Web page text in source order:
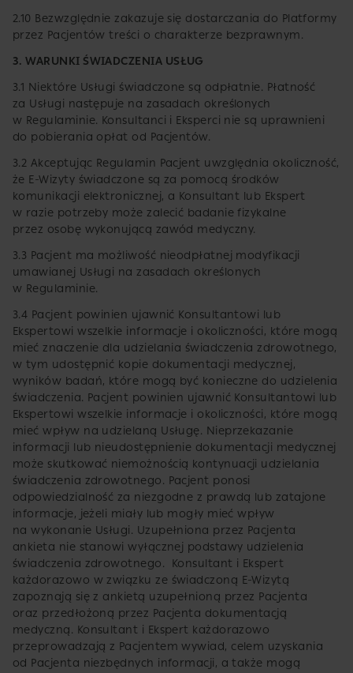
2.10 Bezwzględnie zakazuje się dostarczania do Platformy
przez Pacjentów treści o charakterze bezprawnym.
3. WARUNKI ŚWIADCZENIA USŁUG
3.1 Niektóre Usługi świadczone są odpłatnie. Płatność
za Usługi następuje na zasadach określonych
w Regulaminie. Konsultanci i Eksperci nie są uprawnieni
do pobierania opłat od Pacjentów.
3.2 Akceptując Regulamin Pacjent uwzględnia okoliczność,
że E-Wizyty świadczone są za pomocą środków
komunikacji elektronicznej, a Konsultant lub Ekspert
w razie potrzeby może zalecić badanie fizykalne
przez osobę wykonującą zawód medyczny.
3.3 Pacjent ma możliwość nieodpłatnej modyfikacji
umawianej Usługi na zasadach określonych
w Regulaminie.
3.4 Pacjent powinien ujawnić Konsultantowi lub
Ekspertowi wszelkie informacje i okoliczności, które mogą
mieć znaczenie dla udzielania świadczenia zdrowotnego,
w tym udostępnić kopie dokumentacji medycznej,
wyników badań, które mogą być konieczne do udzielenia
świadczenia. Pacjent powinien ujawnić Konsultantowi lub
Ekspertowi wszelkie informacje i okoliczności, które mogą
mieć wpływ na udzielaną Usługę. Nieprzekazanie
informacji lub nieudostępnienie dokumentacji medycznej
może skutkować niemożnością kontynuacji udzielania
świadczenia zdrowotnego. Pacjent ponosi
odpowiedzialność za niezgodne z prawdą lub zatajone
informacje, jeżeli miały lub mogły mieć wpływ
na wykonanie Usługi. Uzupełniona przez Pacjenta
ankieta nie stanowi wyłącznej podstawy udzielenia
świadczenia zdrowotnego. Konsultant i Ekspert
każdorazowo w związku ze świadczoną E-Wizytą
zapoznają się z ankietą uzupełnioną przez Pacjenta
oraz przedłożoną przez Pacjenta dokumentacją
medyczną. Konsultant i Ekspert każdorazowo
przeprowadzają z Pacjentem wywiad, celem uzyskania
od Pacjenta niezbędnych informacji, a także mogą